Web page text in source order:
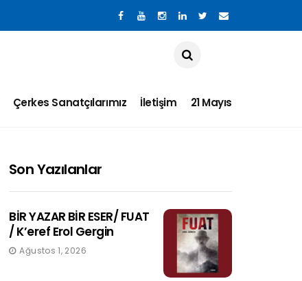
Çerkes Sanatçılarımız İletişim 21 Mayıs
Son Yazılanlar
BİR YAZAR BİR ESER/ FUAT
/ K’eref Erol Gergin
Ağustos 1, 2026